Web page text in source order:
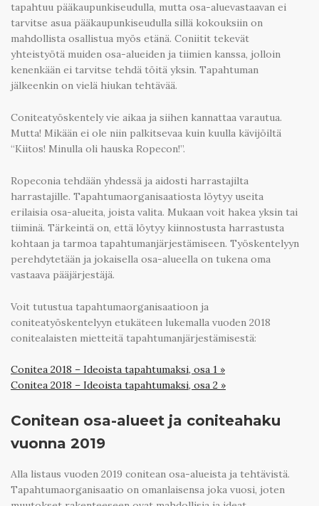
tapahtuu pääkaupunkiseudulla, mutta osa-aluevastaavan ei
tarvitse asua pääkaupunkiseudulla sillä kokouksiin on
mahdollista osallistua myös etänä. Coniitit tekevät
yhteistyötä muiden osa-alueiden ja tiimien kanssa, jolloin
kenenkään ei tarvitse tehdä töitä yksin. Tapahtuman
jälkeenkin on vielä hiukan tehtävää.
Coniteatyöskentely vie aikaa ja siihen kannattaa varautua.
Mutta! Mikään ei ole niin palkitsevaa kuin kuulla kävijöiltä
“Kiitos! Minulla oli hauska Ropecon!”.
Ropeconia tehdään yhdessä ja aidosti harrastajilta
harrastajille. Tapahtumaorganisaatiosta löytyy useita
erilaisia osa-alueita, joista valita. Mukaan voit hakea yksin tai
tiiminä. Tärkeintä on, että löytyy kiinnostusta harrastusta
kohtaan ja tarmoa tapahtumanjärjestämiseen. Työskentelyyn
perehdytetään ja jokaisella osa-alueella on tukena oma
vastaava pääjärjestäjä.
Voit tutustua tapahtumaorganisaatioon ja
coniteatyöskentelyyn etukäteen lukemalla vuoden 2018
conitealaisten mietteitä tapahtumanjärjestämisestä:
Conitea 2018 – Ideoista tapahtumaksi, osa 1 »
Conitea 2018 – Ideoista tapahtumaksi, osa 2 »
Conitean osa-alueet ja coniteahaku
vuonna 2019
Alla listaus vuoden 2019 conitean osa-alueista ja tehtävistä.
Tapahtumaorganisaatio on omanlaisensa joka vuosi, joten